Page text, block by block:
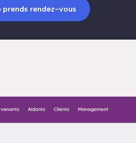
prends rendez-vous